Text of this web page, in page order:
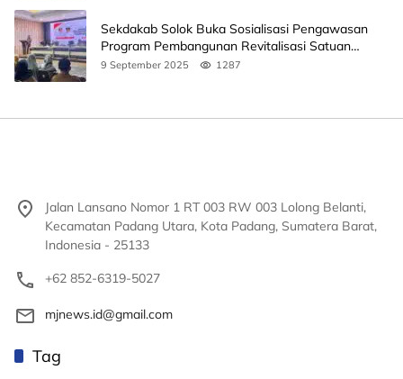
Sekdakab Solok Buka Sosialisasi Pengawasan
Program Pembangunan Revitalisasi Satuan
Pendidikan
9 September 2025 1287
Jalan Lansano Nomor 1 RT 003 RW 003 Lolong Belanti,
Kecamatan Padang Utara, Kota Padang, Sumatera Barat,
Indonesia - 25133
+62 852-6319-5027
mjnews.id@gmail.com
Tag